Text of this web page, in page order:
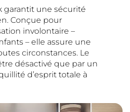
garantit une sécurité
Conçue pour
involontaire –
– elle assure une
circonstances. Le
désactivé que par un
d’esprit totale à